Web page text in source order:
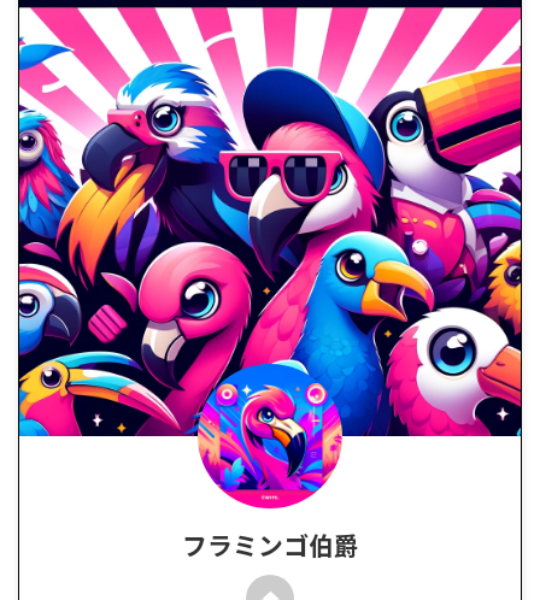
フラミンゴ伯爵